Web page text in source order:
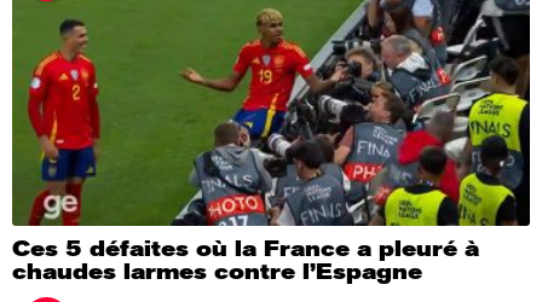
Ces 5 défaites où la France a pleuré à
chaudes larmes contre l’Espagne